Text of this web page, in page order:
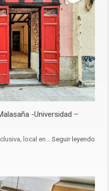
-Universidad –
local en… Seguir leyendo